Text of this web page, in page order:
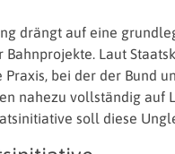
drängt auf eine
Laut
bei der der Bund
nahezu vollständig auf
soll diese